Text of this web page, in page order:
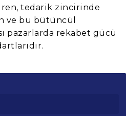
tedarik zincirinde
ve bu bütüncül
pazarlarda rekabet gücü